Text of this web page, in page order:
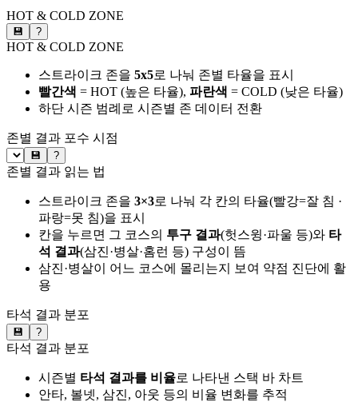
HOT & COLD ZONE
💾 ?
HOT & COLD ZONE
스트라이크 존을 5x5로 나눠 존별 타율을 표시
빨간색 = HOT (높은 타율), 파란색 = COLD (낮은 타율)
하단 시즌 범례로 시즌별 존 데이터 전환
존별 결과 포수 시점
💾 ?
존별 결과 읽는 법
스트라이크 존을 3×3로 나눠 각 칸의 타율(빨강=잘 침 ·
파랑=못 침)을 표시
칸을 누르면 그 코스의 투구 결과(헛스윙·파울 등)와 타
석 결과(삼진·병살·홈런 등) 구성이 뜸
삼진·병살이 어느 코스에 몰리는지 보여 약점 진단에 활
용
타석 결과 분포
💾 ?
타석 결과 분포
시즌별 타석 결과를 비율로 나타낸 스택 바 차트
안타, 볼넷, 삼진, 아웃 등의 비율 변화를 추적